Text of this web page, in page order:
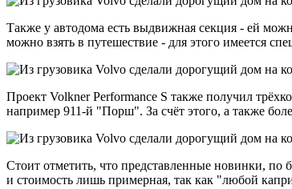
Также у автодома есть выдвижная секция - ей
можно взять в путешествие - для этого имеется
Проект Volkner Performance S также получил
например 911-й "Порш". За счёт этого, а также
Стоит отметить, что представленные новинки,
и стоимость лишь примерная, так как "любой